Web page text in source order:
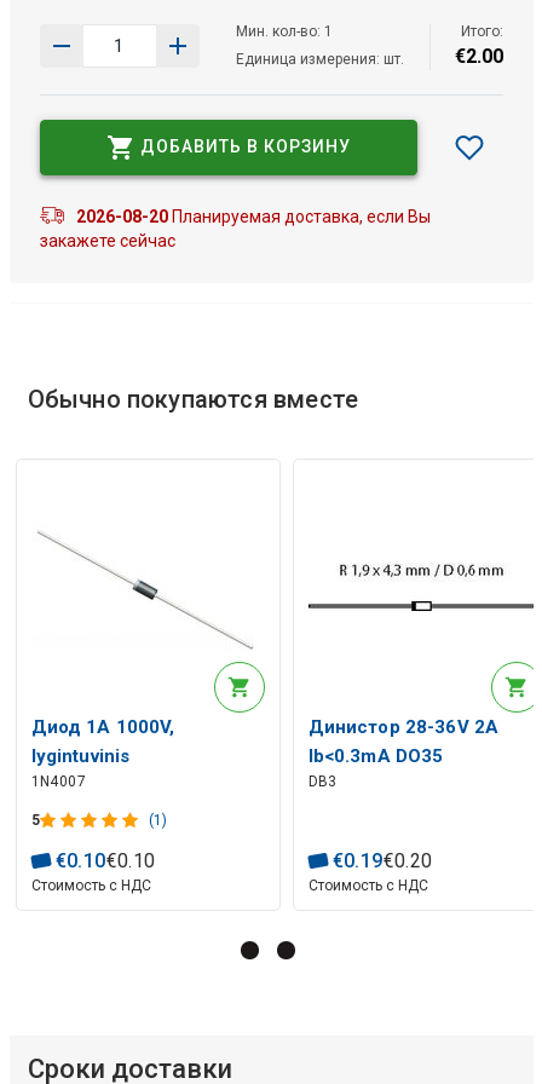
Мин. кол-во: 1
Единица измерения: шт.
Итого:
€2.00
ДОБАВИТЬ В КОРЗИНУ
2026-08-20Планируемая доставка, если Вы
закажете сейчас
Обычно покупаются вместе
Диод 1A 1000V,
lygintuvinis
1N4007
5 (1)
€0.10€0.10
Стоимость с НДС
Динистор 28-36V 2A
Ib<0.3mA DO35
DB3
€0.19€0.20
Стоимость с НДС
Сроки доставки